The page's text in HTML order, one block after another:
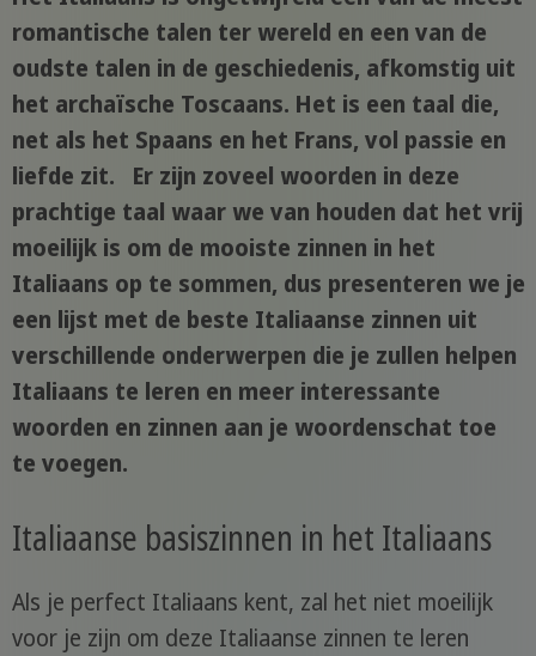
romantische talen ter wereld en een van de
oudste talen in de geschiedenis, afkomstig uit
het archaïsche Toscaans. Het is een taal die,
net als het Spaans en het Frans, vol passie en
liefde zit. Er zijn zoveel woorden in deze
prachtige taal waar we van houden dat het vrij
moeilijk is om de mooiste zinnen in het
Italiaans op te sommen, dus presenteren we je
een lijst met de beste Italiaanse zinnen uit
verschillende onderwerpen die je zullen helpen
Italiaans te leren en meer interessante
woorden en zinnen aan je woordenschat toe
te voegen.
Italiaanse basiszinnen in het Italiaans
Als je perfect Italiaans kent, zal het niet moeilijk
voor je zijn om deze Italiaanse zinnen te leren